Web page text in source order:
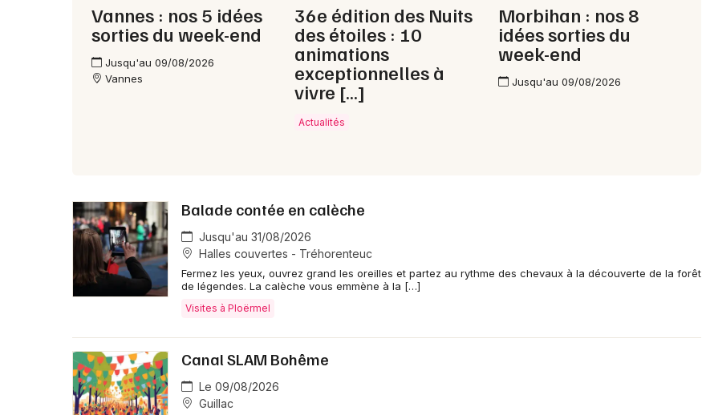
Vannes : nos 5 idées
sorties du week-end
Jusqu'au 09/08/2026
Vannes
36e édition des Nuits
des étoiles : 10
animations
exceptionnelles à
vivre […]
Actualités
Morbihan : nos 8
idées sorties du
week-end
Jusqu'au 09/08/2026
Balade contée en calèche
Jusqu'au 31/08/2026
Halles couvertes - Tréhorenteuc
Fermez les yeux, ouvrez grand les oreilles et partez au rythme des chevaux à la découverte de la forêt
de légendes. La calèche vous emmène à la […]
Visites à Ploërmel
Canal SLAM Bohême
Le 09/08/2026
Guillac